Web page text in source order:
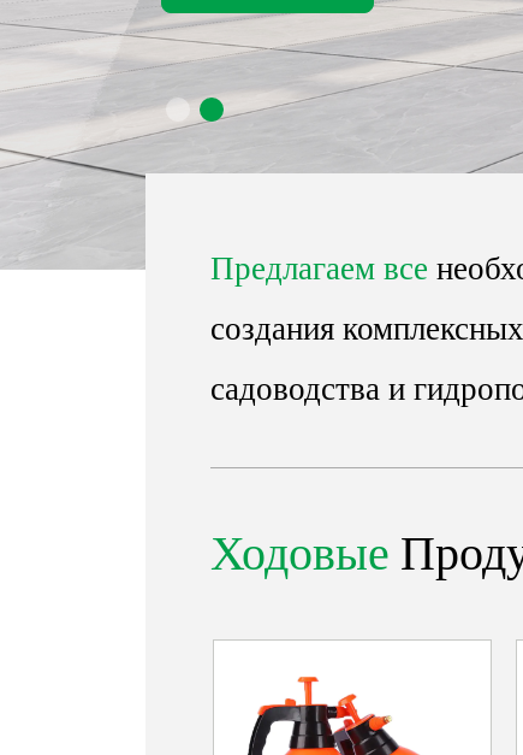
Yзнать больше
Yзнать больше
Предлагаем все
создания
садоводства и
Ходовые